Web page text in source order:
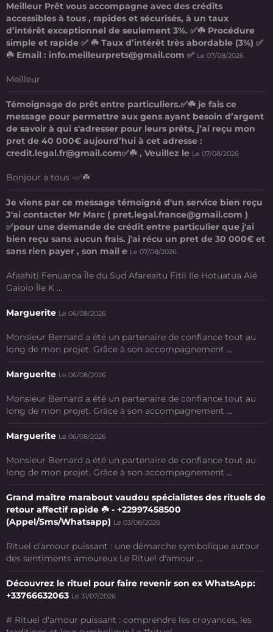
Meilleur Prêt vous accompagne avec des crédits
accessibles à tous , rapides et sécurisés, à un taux
d’intérêt exceptionnel de seulement 3%. ✅☘️ Procédure
simple et rapide ✅ ☘️ Taux d’intérêt très abordable (3%) ✅
☘️ Email : info.meilleurprets@gmail.com ✅ Le 07/08/2026
Meilleur
Témoignage de prêt entre particuliers.✅☘️ je fais ce
message pour permettre aux gens ayant besoin d’argent
de savoir à qui s'adresser pour leurs prêts, j’ai reçu mon
pret de 40 000€ aujourd’hui à cet adresse :
credit.legal.fr@gmail.com✅☘️ , Veuillez le Le 07/08/2026
Bonjour a tous -✅☘️
Je viens par ce message témoigné d'un service bien reçu
J'ai contacter Mr Marc ( pret.legal.france@gmail.com )
✅pour une demande de crédit entre particulier que j'ai
bien reçu sans aucun frais. j'ai récu un pret de 30 000€ et
sans rien payer , son mail e Le 07/08/2026
Afaahiti Fenuaroa Île du Sud Afareaitu Fitii Ile Hotuatua Aié
Gaioio Île K ...
Marguerite Le 06/08/2026
Monsieur Bernard a été un partenaire de confiance tout au
long de mon projet. Grâce à son accompagnement ...
Marguerite Le 06/08/2026
Monsieur Bernard a été un partenaire de confiance tout au
long de mon projet. Grâce à son accompagnement ...
Marguerite Le 06/08/2026
Monsieur Bernard a été un partenaire de confiance tout au
long de mon projet. Grâce à son accompagnement ...
Grand maître marabout vaudou spécialistes des rituels de
retour affectif rapide ☘️ - +22997458500
(Appel/Sms/Whatsapp) Le 03/08/2026
Rituel d'amour puissant : une démarche symbolique autour
des sentiments amoureux Le Rituel d'amour ...
Découvrez le rituel pour faire revenir son ex WhatsApp:
+33766632063 Le 31/07/2026
# Rituel d'amour puissant : comprendre les croyances, les